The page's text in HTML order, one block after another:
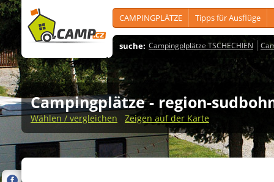
CAMPINGPLÄTZE Tipps für Ausflüge
suche: Campingplplätze TSCHECHIEN
Campingplätze - region-
Wählen / vergleichen Zeigen auf der Karte